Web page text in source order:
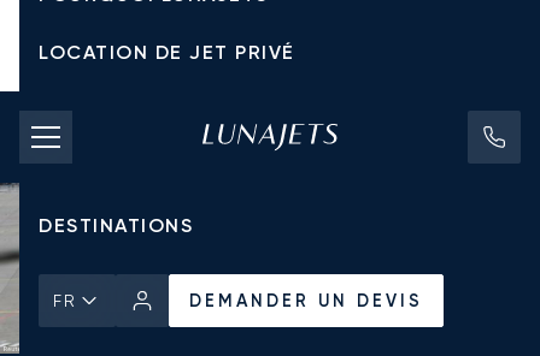
LOCATION DE JET PRIVÉ
TARIFS D'AFFRÈTEMENT
JETS PRIVÉS
DESTINATIONS
FR DEMANDER UN DEVIS